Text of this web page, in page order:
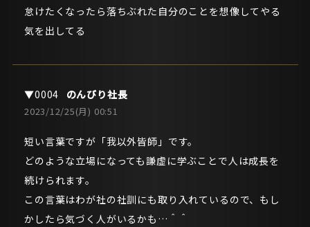
怠けたくなったら落ちぶれた自分のことを想像してやる
気を出してる
のんびり社長
2023/12/25(月) 00:51
短い言葉ですが「我以外皆師」です。
どのような立場になっても謙虚に学ぶことで人は成長を
続けられます。
この言葉はわが社の社訓にも取り入れているので、もし
かしたら気づく人がいるかも…＾＾